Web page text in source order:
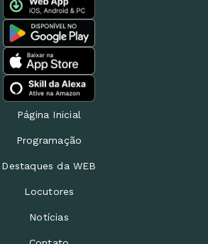
Página Inicial
Programação
Destaques da WEB
Locutores
Notícias